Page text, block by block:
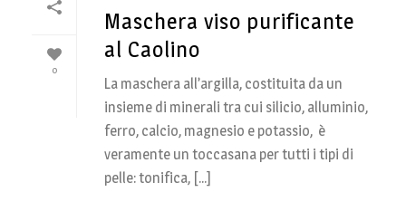
0
Maschera viso purificante
al Caolino
La maschera all’argilla, costituita da un
insieme di minerali tra cui silicio, alluminio,
ferro, calcio, magnesio e potassio, è
veramente un toccasana per tutti i tipi di
pelle: tonifica, [...]